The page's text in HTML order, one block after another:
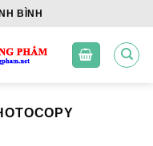
BÌNH